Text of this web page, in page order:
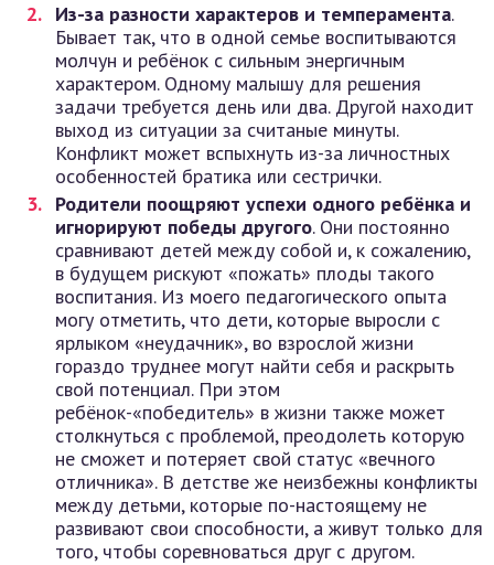
Из-за разности характеров и темперамента.
Бывает так, что в одной семье воспитываются
молчун и ребёнок с сильным энергичным
характером. Одному малышу для решения
задачи требуется день или два. Другой находит
выход из ситуации за считаные минуты.
Конфликт может вспыхнуть из-за личностных
особенностей братика или сестрички.
Родители поощряют успехи одного ребёнка и
игнорируют победы другого. Они постоянно
сравнивают детей между собой и, к сожалению,
в будущем рискуют «пожать» плоды такого
воспитания. Из моего педагогического опыта
могу отметить, что дети, которые выросли с
ярлыком «неудачник», во взрослой жизни
гораздо труднее могут найти себя и раскрыть
свой потенциал. При этом
ребёнок-«победитель» в жизни также может
столкнуться с проблемой, преодолеть которую
не сможет и потеряет свой статус «вечного
отличника». В детстве же неизбежны конфликты
между детьми, которые по-настоящему не
развивают свои способности, а живут только для
того, чтобы соревноваться друг с другом.